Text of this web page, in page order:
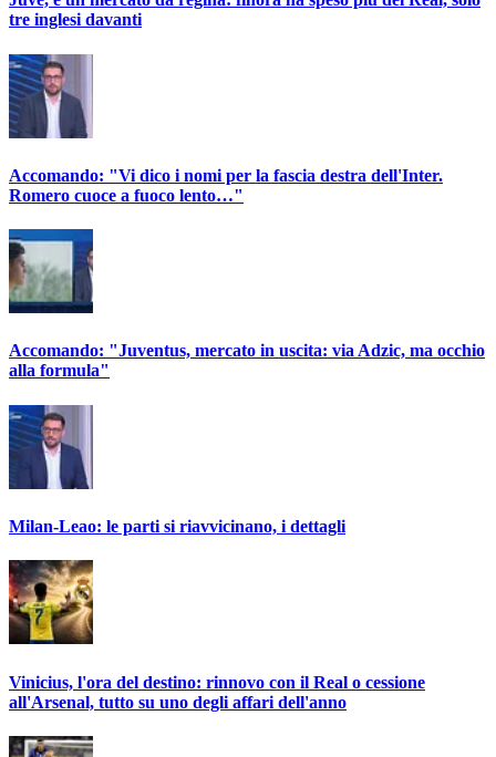
tre inglesi davanti
Accomando: "Vi dico i nomi per la fascia destra dell'Inter.
Romero cuoce a fuoco lento…"
Accomando: "Juventus, mercato in uscita: via Adzic, ma occhio
alla formula"
Milan-Leao: le parti si riavvicinano, i dettagli
Vinicius, l'ora del destino: rinnovo con il Real o cessione
all'Arsenal, tutto su uno degli affari dell'anno